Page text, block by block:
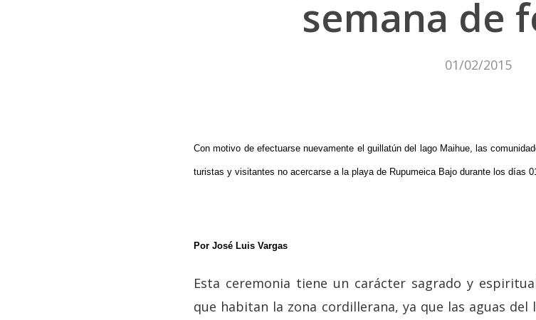
Hit enter to search or ESC to close
semana de
01/02/2015
Con motivo de efectuarse nuevamente el guillatún del lago Maihue, las
turistas y visitantes no acercarse a la playa de Rupumeica Bajo durante los días
Por José Luis Vargas
Esta ceremonia tiene un carácter sagrado y
que habitan la zona cordillerana, ya que las aguas